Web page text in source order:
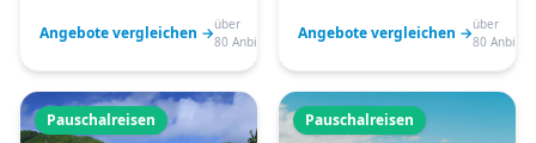
Angebote vergleichen →über
80 Anbieter
Angebote vergleichen →über
80
Pauschalreisen Pauschalreisen